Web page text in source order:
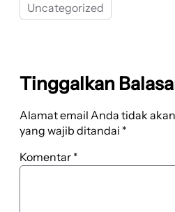
Uncategorized
Tinggalkan
Alamat email Anda tidak
yang wajib ditandai *
Komentar *